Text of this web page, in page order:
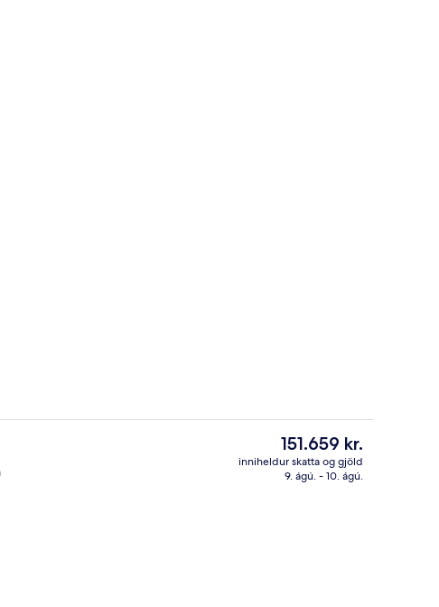
gististaðar Deluxe-svíta (Grand) | Stofa | 55-
Núverandi
verð
er
151.659 kr.
inniheldur skatta og gjöld
9. ágú. - 10. ágú.